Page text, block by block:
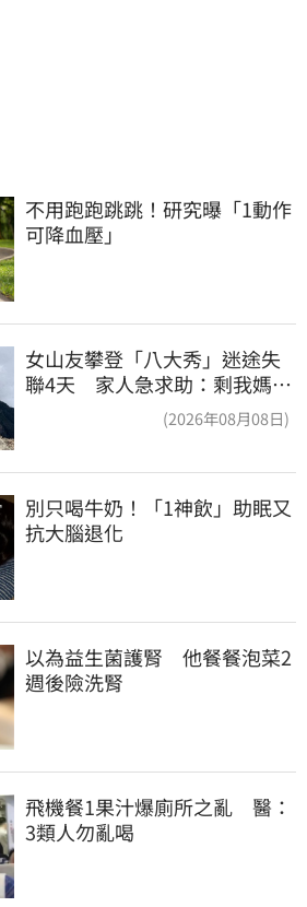
不用跑跑跳跳！研究曝「1動作
可降血壓」
女山友攀登「八大秀」迷途失
聯4天 家人急求助：剩我媽還
(2026年08月08日)
別只喝牛奶！「1神飲」助眠又
抗大腦退化
以為益生菌護腎　他餐餐泡菜2
週後險洗腎
飛機餐1果汁爆廁所之亂　醫：
3類人勿亂喝